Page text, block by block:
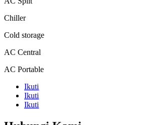
Chiller
Cold storage
AC Central
AC Portable
Ikuti
Ikuti
Ikuti